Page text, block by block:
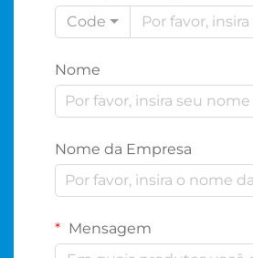
Code
Nome
Nome da Empresa
Mensagem